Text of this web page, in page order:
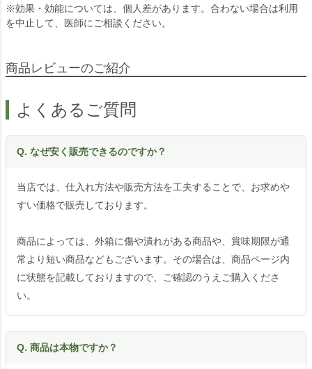
※効果・効能については、個人差があります。合わない場合は利用
を中止して、医師にご相談ください。
商品レビューのご紹介
よくあるご質問
Q. なぜ安く販売できるのですか？
当店では、仕入れ方法や販売方法を工夫することで、お求めや
すい価格で販売しております。
商品によっては、外箱に傷や潰れがある商品や、賞味期限が通
常より短い商品などもございます。その場合は、商品ページ内
に状態を記載しておりますので、ご確認のうえご購入くださ
い。
Q. 商品は本物ですか？